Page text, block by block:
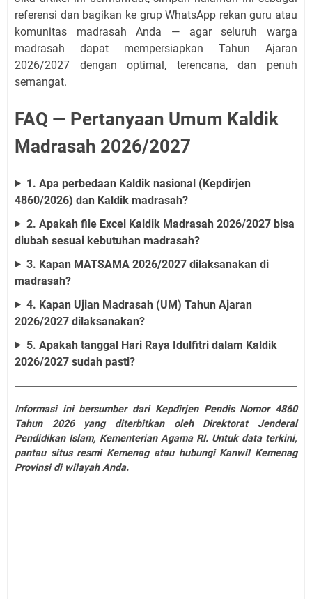
referensi dan bagikan ke grup WhatsApp rekan guru atau
komunitas madrasah Anda — agar seluruh warga
madrasah dapat mempersiapkan Tahun Ajaran
2026/2027 dengan optimal, terencana, dan penuh
semangat.
FAQ — Pertanyaan Umum Kaldik
Madrasah 2026/2027
1. Apa perbedaan Kaldik nasional (Kepdirjen
4860/2026) dan Kaldik madrasah?
2. Apakah file Excel Kaldik Madrasah 2026/2027 bisa
diubah sesuai kebutuhan madrasah?
3. Kapan MATSAMA 2026/2027 dilaksanakan di
madrasah?
4. Kapan Ujian Madrasah (UM) Tahun Ajaran
2026/2027 dilaksanakan?
5. Apakah tanggal Hari Raya Idulfitri dalam Kaldik
2026/2027 sudah pasti?
Informasi ini bersumber dari Kepdirjen Pendis Nomor 4860
Tahun 2026 yang diterbitkan oleh Direktorat Jenderal
Pendidikan Islam, Kementerian Agama RI. Untuk data terkini,
pantau situs resmi Kemenag atau hubungi Kanwil Kemenag
Provinsi di wilayah Anda.